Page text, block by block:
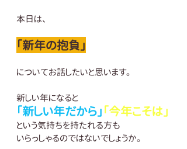
本日は、
「新年の抱負」
についてお話したいと思います。
新しい年になると
「新しい年だから」「今年こそは」
という気持ちを持たれる方も
いらっしゃるのではないでしょうか。